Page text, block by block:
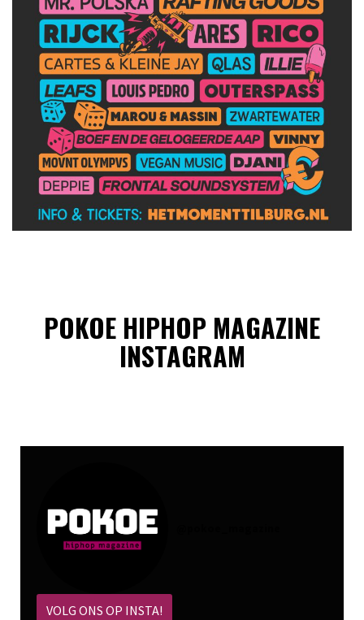
POKOE HIPHOP MAGAZINE
INSTAGRAM
VOLG ONS OP INSTA!